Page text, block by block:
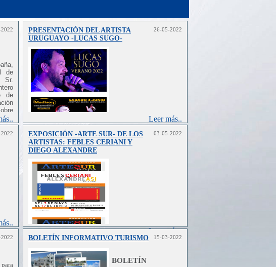
de
de
y
de
PRESENTACIÓN DEL ARTISTA
URUGUAYO -LUCAS SUGO-
26-05-2022
Leer más..
EXPOSICIÓN -ARTE SUR- DE LOS
ARTISTAS: FEBLES CERIANI Y
DIEGO ALEXANDRE
03-05-2022
Leer más..
BOLETÍN INFORMATIVO TURISMO 15-03-2022
BOLETÍN